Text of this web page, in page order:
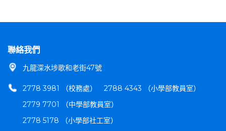
聯絡我們
九龍深水埗歌和老街47號
2778 3981 （校務處）
2788 4343 （小學部教員室）
2779 7701 （中學部教員室）
2778 5178 （小學部社工室）